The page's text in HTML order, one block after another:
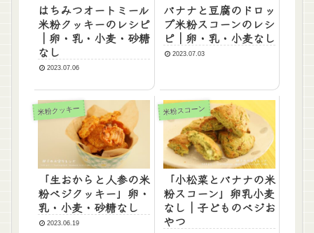
はちみつオートミール
米粉クッキーのレシピ
｜卵・乳・小麦・砂糖
なし
2023.07.06
バナナと豆腐のドロッ
プ米粉スコーンのレシ
ピ｜卵・乳・小麦なし
2023.07.03
米粉クッキー
「生おからと人参の米
粉ベジクッキー」卵・
乳・小麦・砂糖なし
2023.06.19
米粉スコーン
「小松菜とバナナの米
粉スコーン」卵乳小麦
なし｜子どものベジお
やつ